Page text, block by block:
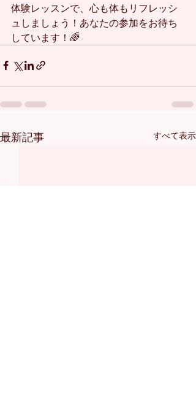
体験レッスンで、心も体もリフレッシ
ュしましょう！あなたの参加をお待ち
しています！🌈
最新記事 すべて表示